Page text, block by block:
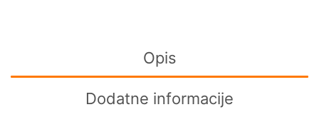
Opis
Dodatne informacije